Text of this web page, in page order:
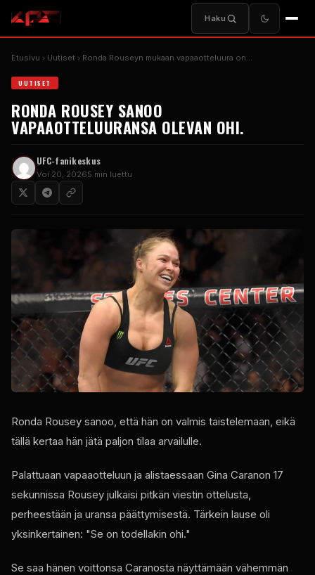
Haku
Etusivu Uutiset Ronda Rouseyn mukaan vapaaotteluura on…
UUTISET
RONDA ROUSEY SANOO
VAPAAOTTELUURANSA OLEVAN OHI.
UFC-fanikeskus
Voi 20, 20265 min luettu
Ronda Rousey sanoo, että hän on valmis taistelemaan, eikä
tällä kertaa hän jätä paljon tilaa arvailulle.
Palattuaan vapaaotteluun ja alistaessaan Gina Caranon 17
sekunnissa Rousey julkaisi pitkän viestin ottelusta,
perheestään ja uransa päättymisestä. Tärkein lause oli
yksinkertainen: "Se on todellakin ohi."
Se saa hänen voittonsa Caranosta näyttämään vähemmän